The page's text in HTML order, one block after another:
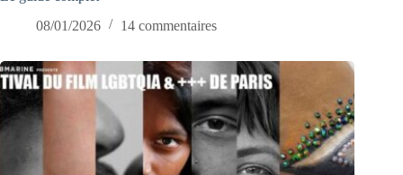
08/01/2026
14 commentaires